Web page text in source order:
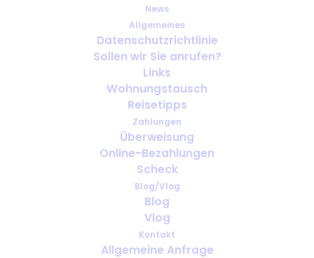
News
Allgemeines
Datenschutzrichtlinie
Sollen wir Sie anrufen?
Links
Wohnungstausch
Reisetipps
Zahlungen
Überweisung
Online-Bezahlungen
Scheck
Blog/Vlog
Blog
Vlog
Kontakt
Allgemeine Anfrage
Reisen nach einem
Krankenhausaufenthalt: Wann ist es
ratsam zu reisen?